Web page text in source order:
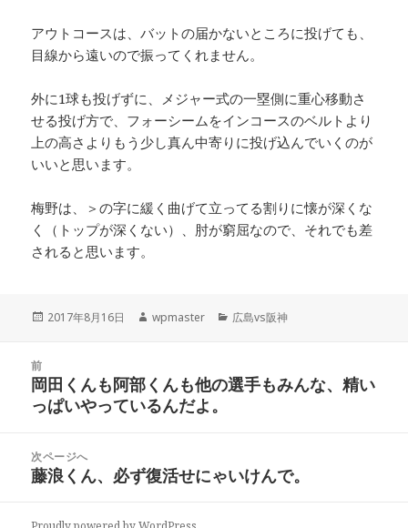
アウトコースは、バットの届かないところに投げても、
目線から遠いので振ってくれません。
外に1球も投げずに、メジャー式の一塁側に重心移動さ
せる投げ方で、フォーシームをインコースのベルトより
上の高さよりもう少し真ん中寄りに投げ込んでいくのが
いいと思います。
梅野は、＞の字に緩く曲げて立ってる割りに懐が深くな
く（トップが深くない）、肘が窮屈なので、それでも差
されると思います。
投
2017年8月16日
作
wpmaster
カ
ー
広島vs阪神
前
前
の
稿:
岡田くんも阿部くんも他の選手もみんな、精い
っぱいやっているんだよ。
次ページへ
次
投
藤浪くん、必ず復活せにゃいけんで。